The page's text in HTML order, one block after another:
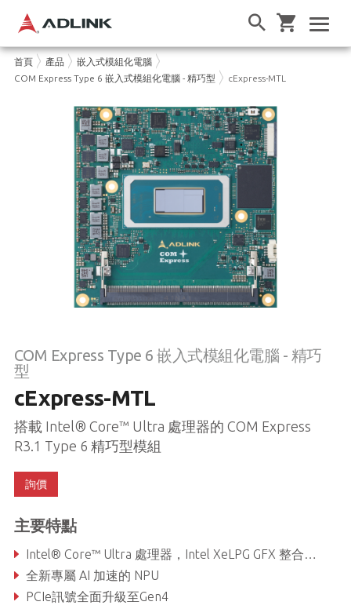
首頁 產品
嵌入式模組化電腦
COM Express Type 6 嵌入式模組化電腦 - 精巧型
cExpress-MTL
COM Express Type 6 嵌入式模組化電腦 - 精巧
型
cExpress-MTL
搭載 Intel® Core™ Ultra 處理器的 COM Express
R3.1 Type 6 精巧型模組
詢價
主要特點
Intel® Core™ Ultra 處理器，Intel XeLPG GFX 整合和多達 8 個 Xe 核心
全新專屬 AI 加速的 NPU
PCIe訊號全面升級至Gen4